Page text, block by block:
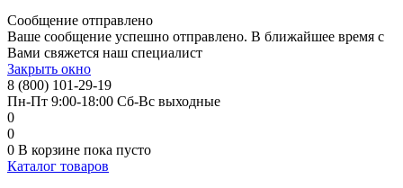
Сообщение отправлено
Ваше сообщение успешно отправлено. В ближайшее время с
Вами свяжется наш специалист
Закрыть окно
8 (800) 101-29-19
Пн-Пт 9:00-18:00 Сб-Вс выходные
0
0
0 В корзине пока пусто
Каталог товаров